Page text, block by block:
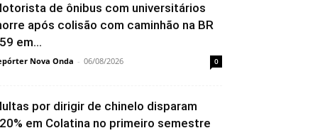
de ônibus com universitários
após colisão com caminhão na BR
em...
Nova Onda - 06/08/2026 0
por dirigir de chinelo disparam
em Colatina no primeiro semestre